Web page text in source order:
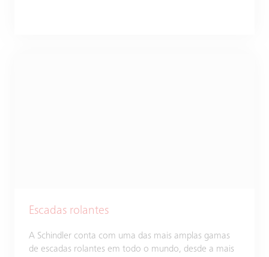
Escadas rolantes
A Schindler conta com uma das mais amplas gamas
de escadas rolantes em todo o mundo, desde a mais